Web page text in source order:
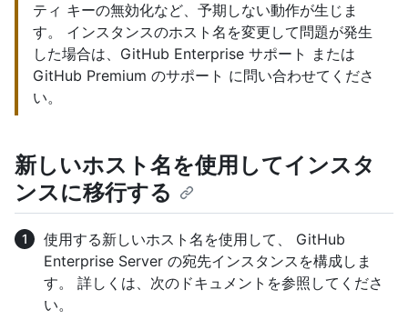
ティ キーの無効化など、予期しない動作が生じま
す。 インスタンスのホスト名を変更して問題が発生
した場合は、GitHub Enterprise サポート または
GitHub Premium のサポート に問い合わせてくださ
い。
新しいホスト名を使用してインスタ
ンスに移行する
使用する新しいホスト名を使用して、 GitHub
Enterprise Server の宛先インスタンスを構成しま
す。 詳しくは、次のドキュメントを参照してくださ
い。